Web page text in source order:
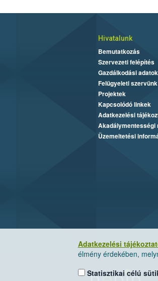
Adatkezelési
élmény érdekében,
Statisztikai célú
Hivatalunk
Bemutatkozás
Szervezeti felépítés
Gazdálkodási adatok
Felügyeleti szervünk
Projektek
Kapcsolódó linkek
Adatkezelési
Akadálymentességi
Üzemeltetési